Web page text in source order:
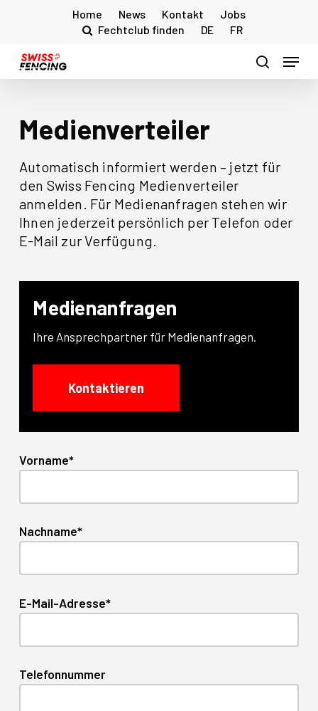
content
Home News Kontakt
Jobs
Fechtclub finden
DE FR
search
Menu
Medienverteiler
Automatisch informiert werden – jetzt für
den Swiss Fencing Medienverteiler
anmelden. Für Medienanfragen stehen wir
Ihnen jederzeit persönlich per Telefon oder
E-Mail zur Verfügung.
Medienanfragen
Ihre Ansprechpartner für Medienanfragen.
Kontaktieren
Vorname*
Nachname*
E-Mail-Adresse*
Telefonnummer